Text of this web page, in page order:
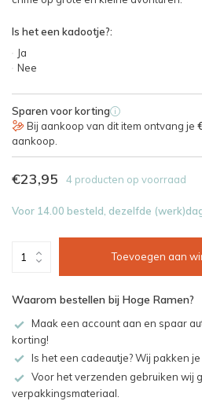
Is het een kadootje?:
Ja
Nee
Sparen voor korting i
Bij aankoop van dit item ontvang je
aankoop.
€23,95 4 producten op voorraad
Voor 14.00 besteld, dezelfde
Toevoegen aan
Waarom bestellen bij Hoge Ramen?
Maak een account aan en spaar
korting!
Is het een cadeautje? Wij pakken
Voor het verzenden gebruiken wij
verpakkingsmateriaal.